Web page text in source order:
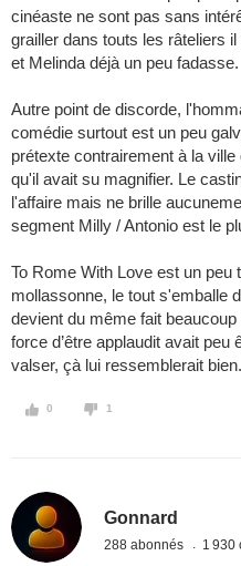
cinéaste ne sont pas sans
grailler dans touts les râteliers
et Melinda déjà un peu fadasse.
Autre point de discorde,
comédie surtout est un peu
prétexte contrairement à la
qu'il avait su magnifier. Le
l'affaire mais ne brille
segment Milly / Antonio est le
To Rome With Love est un peu
mollassonne, le tout s'emballe
devient du même fait
force d’être applaudit avait
valser, çà lui ressemblerait bien.
0 1
Gonnard
288 abonnés 1 930